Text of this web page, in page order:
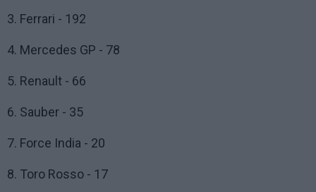
3. Ferrari - 192
4. Mercedes GP - 78
5. Renault - 66
6. Sauber - 35
7. Force India - 20
8. Toro Rosso - 17